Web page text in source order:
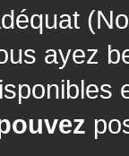
ayez